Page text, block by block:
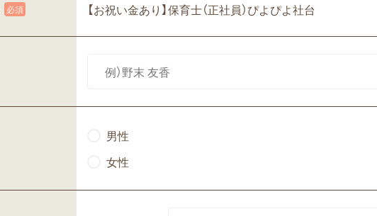
【お祝い金あり】保育士（正社員）ぴよぴよ社台
男性
女性